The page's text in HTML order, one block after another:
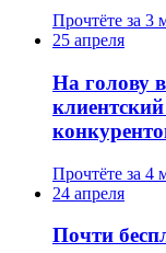
Прочтёте за 3
25 апреля
На голову
Прочтёте за 4
24 апреля
Почти